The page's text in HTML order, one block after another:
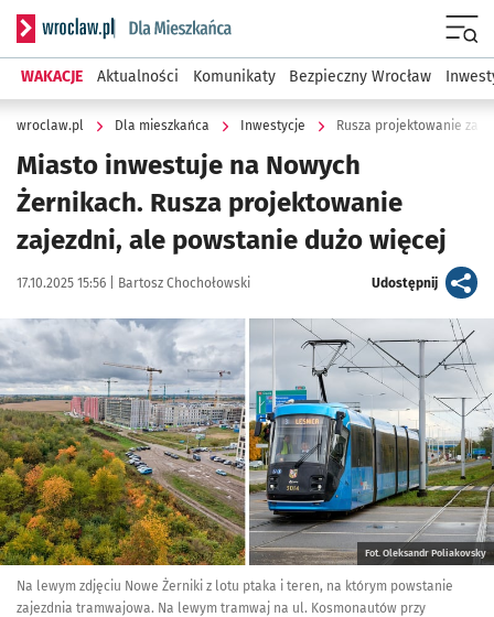
Serwis informacyjny wroclaw.pl podserwis: Dla mieszkańca
WAKACJE Aktualności Komunikaty Bezpieczny Wrocław
wroclaw.pl Dla mieszkańca Inwestycje Rusza projektowanie
Miasto inwestuje na Nowych
Żernikach. Rusza projektowanie
zajezdni, ale powstanie dużo więcej
Data publikacji:
17.10.2025 15:56 | Autor:
Bartosz Chochołowski Udostępnijartykuł
Kliknij, aby zobaczyć galerię
Kliknij, aby powiększyć
Fot. Oleksandr Poliakovsky
Na lewym zdjęciu Nowe Żerniki z lotu ptaka i teren, na którym powstanie
zajezdnia tramwajowa. Na lewym tramwaj na ul. Kosmonautów przy